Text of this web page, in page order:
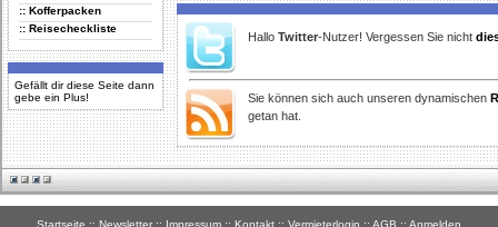
:: Kofferpacken
:: Reisecheckliste
Gefällt dir diese Seite dann
gebe ein Plus!
Hallo Twitter-Nutzer! Vergessen Sie nicht
Sie können sich auch unseren dynamischen
getan hat.
Startseite :: Newsletter :: Impressum :: Kontakt :: Vermieterlogin :: AGB :: Anmelden